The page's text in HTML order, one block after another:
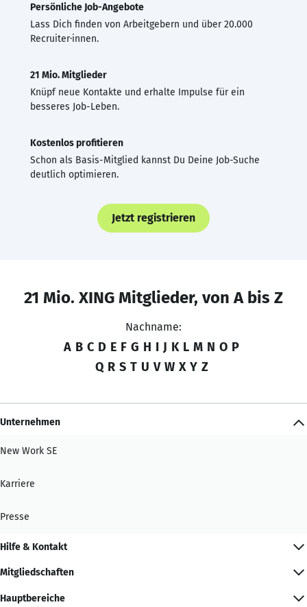
Persönliche Job-Angebote
Lass Dich finden von Arbeitgebern und über 20.000
Recruiter·innen.
21 Mio. Mitglieder
Knüpf neue Kontakte und erhalte Impulse für ein
besseres Job-Leben.
Kostenlos profitieren
Schon als Basis-Mitglied kannst Du Deine Job-Suche
deutlich optimieren.
Jetzt registrieren
21 Mio. XING Mitglieder, von A bis Z
Nachname:
A B C D E F G H I J K L M N O P
Q R S T U V W X Y Z
Unternehmen
New Work SE
Karriere
Presse
Hilfe & Kontakt
Mitgliedschaften
Hauptbereiche